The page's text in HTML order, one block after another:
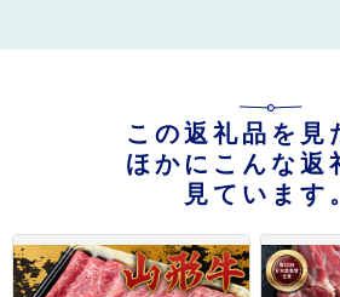
この返礼品を見
ほかにこんな返
見ています